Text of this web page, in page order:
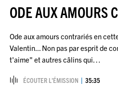
ODE AUX AMOURS
Ode aux amours contrariés en
Valentin... Non pas par esprit de
t'aime" et autres câlins qui…
ÉCOUTER L’ÉMISSION 35:35